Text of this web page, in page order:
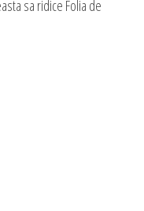
sa ridice Folia de